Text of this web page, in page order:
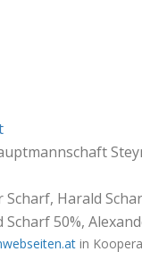
Scharf, Harald
50%,
in